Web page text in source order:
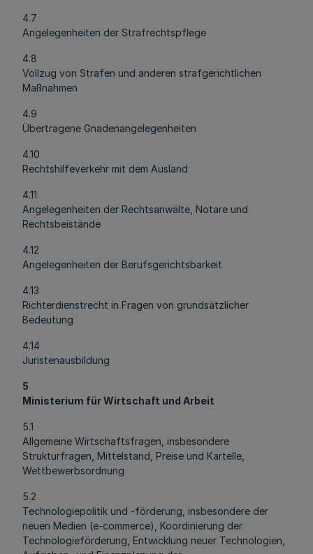
4.7
Angelegenheiten der Strafrechtspflege
4.8
Vollzug von Strafen und anderen strafgerichtlichen
Maßnahmen
4.9
Übertragene Gnadenangelegenheiten
4.10
Rechtshilfeverkehr mit dem Ausland
4.11
Angelegenheiten der Rechtsanwälte, Notare und
Rechtsbeistände
4.12
Angelegenheiten der Berufsgerichtsbarkeit
4.13
Richterdienstrecht in Fragen von grundsätzlicher
Bedeutung
4.14
Juristenausbildung
5
Ministerium für Wirtschaft und Arbeit
5.1
Allgemeine Wirtschaftsfragen, insbesondere
Strukturfragen, Mittelstand, Preise und Kartelle,
Wettbewerbsordnung
5.2
Technologiepolitik und -förderung, insbesondere der
neuen Medien (e-commerce), Koordinierung der
Technologieförderung, Entwicklung neuer Technologien,